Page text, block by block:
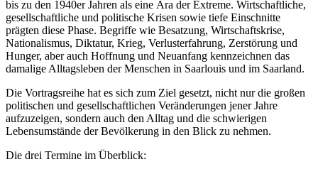
bis zu den 1940er Jahren als eine Ära der Extreme. Wirtschaftliche,
gesellschaftliche und politische Krisen sowie tiefe Einschnitte
prägten diese Phase. Begriffe wie Besatzung, Wirtschaftskrise,
Nationalismus, Diktatur, Krieg, Verlusterfahrung, Zerstörung und
Hunger, aber auch Hoffnung und Neuanfang kennzeichnen das
damalige Alltagsleben der Menschen in Saarlouis und im Saarland.
Die Vortragsreihe hat es sich zum Ziel gesetzt, nicht nur die großen
politischen und gesellschaftlichen Veränderungen jener Jahre
aufzuzeigen, sondern auch den Alltag und die schwierigen
Lebensumstände der Bevölkerung in den Blick zu nehmen.
Die drei Termine im Überblick: